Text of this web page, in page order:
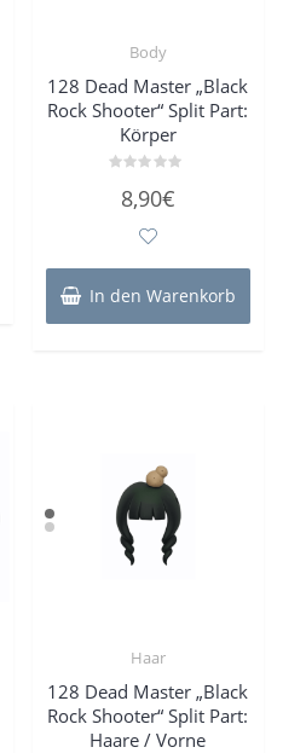
Body
128 Dead Master „Black
Rock Shooter“ Split Part:
Körper
mit8,90€
In den Warenkorb
Haar
128 Dead Master „Black
Rock Shooter“ Split Part:
Haare / Vorne